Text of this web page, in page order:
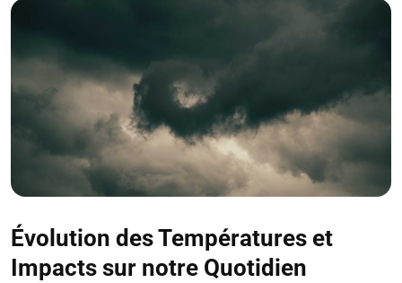
Évolution des Températures et
Impacts sur notre Quotidien